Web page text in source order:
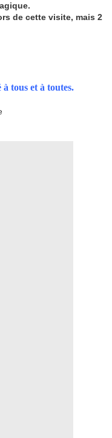
de cette visite, mais 2
tous et à toutes.